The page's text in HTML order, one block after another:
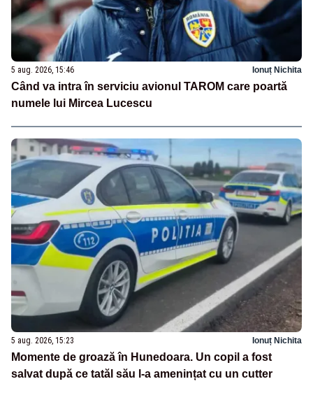
5 aug. 2026, 15:46 Ionuț Nichita
Când va intra în serviciu avionul TAROM care poartă
numele lui Mircea Lucescu
5 aug. 2026, 15:23 Ionuț Nichita
Momente de groază în Hunedoara. Un copil a fost
salvat după ce tatăl său l-a amenințat cu un cutter